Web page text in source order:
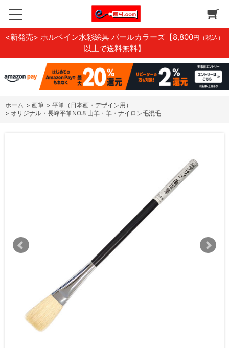
<新発売> ホルベイン水彩絵具 パールカラーズ 【8,800円（税込）
以上で送料無料】
ホーム > 画筆 > 平筆（日本画・デザイン用）
> オリジナル・長峰平筆NO.8 山羊・羊・ナイロン毛混毛